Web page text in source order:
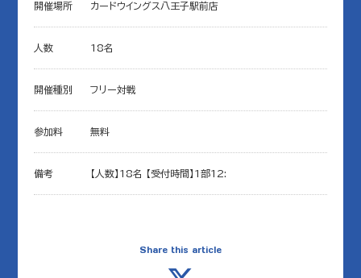
開催場所 カードウイングス八王子駅前店
人数 18名
開催種別 フリー対戦
参加料 無料
備考 【人数】18名 【受付時間】1部12:
Share this article